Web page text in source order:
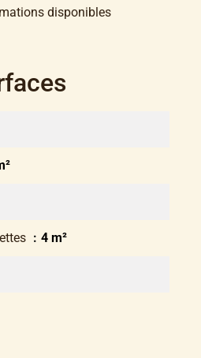
disponibles
4 m²